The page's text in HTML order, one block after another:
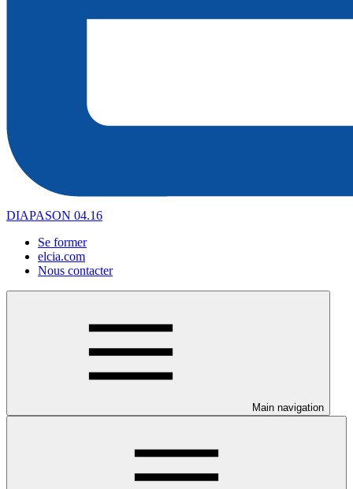
DIAPASON 04.16
Se former
elcia.com
Nous contacter
Main navigation